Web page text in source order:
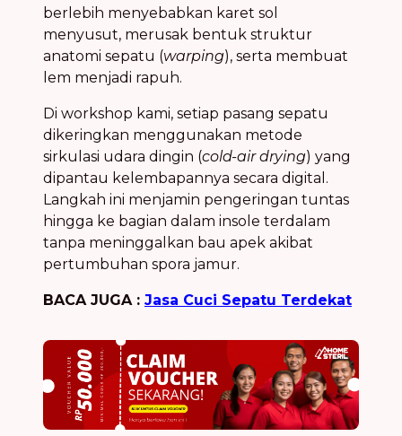
berlebih menyebabkan karet sol
menyusut, merusak bentuk struktur
anatomi sepatu (warping), serta membuat
lem menjadi rapuh.
Di workshop kami, setiap pasang sepatu
dikeringkan menggunakan metode
sirkulasi udara dingin (cold-air drying) yang
dipantau kelembapannya secara digital.
Langkah ini menjamin pengeringan tuntas
hingga ke bagian dalam insole terdalam
tanpa meninggalkan bau apek akibat
pertumbuhan spora jamur.
BACA JUGA : Jasa Cuci Sepatu Terdekat